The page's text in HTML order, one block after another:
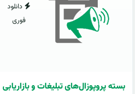
دانلود
فوری
بسته پروپوزال‌های تبلیغات و بازاریابی